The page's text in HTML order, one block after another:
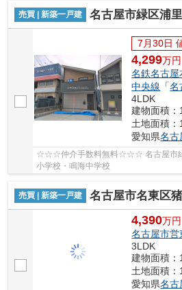
売買 | 新築一戸建 名古屋市緑区浦里５丁目25【仲介手
7月30日
4,299万円
名鉄名古屋
中央線 「名
4LDK
建物面積：
土地面積：
愛知県名古
☆☆☆仲介手数料無料☆☆☆ 名古屋市緑
小学校・鳴海中学校
売買 | 新築一戸建 名古屋市名東区猪子石２丁目913-3【
4,390万円
名古屋市営
3LDK
建物面積：
土地面積：
愛知県名古